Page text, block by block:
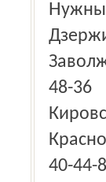
48-36
40-44-